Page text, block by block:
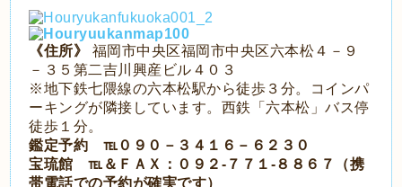
《住所》 福岡市中央区福岡市中央区六本松４－９
－３５第二吉川興産ビル４０３
※地下鉄七隈線の六本松駅から徒歩３分。コインパ
ーキングが隣接しています。西鉄「六本松」バス停
徒歩１分。
鑑定予約 ℡０９０－３４１６－６２３０
宝琉館 ℡＆ＦＡＸ：０９２-７７１-８８６７（携
帯電話での予約が確実です）